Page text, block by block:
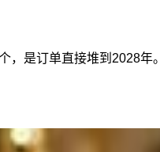
，是订单直接堆到2028年。